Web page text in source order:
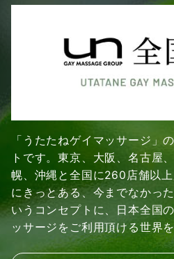
「うたたねゲイマッサージ」
トです。東京、大阪、名古屋
幌、沖縄と全国に260店舗以
にきっとある、今までなかっ
いうコンセプトに、日本全国
ッサージをご利用頂ける世界